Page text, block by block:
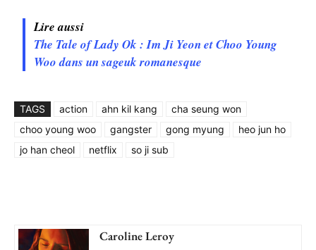
Lire aussi
The Tale of Lady Ok : Im Ji Yeon et Choo Young
Woo dans un sageuk romanesque
TAGS action ahn kil kang
cha seung won
choo young woo
gangster gong myung
heo jun ho
jo han cheol
netflix so ji sub
Caroline Leroy